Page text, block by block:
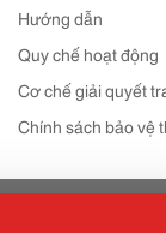
Hướng dẫn
Quy chế hoạt động
Cơ chế giải quyết
Chính sách bảo vệ